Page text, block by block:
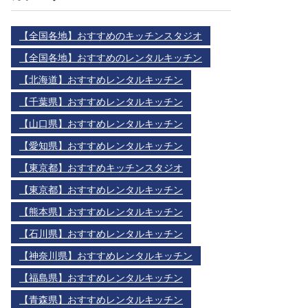
【全国各地】おすすめのキッチンスタジオ
【全国各地】おすすめのレンタルキッチン
【北海道】おすすめレンタルキッチン
【千葉県】おすすめレンタルキッチン
【山口県】おすすめレンタルキッチン
【愛知県】おすすめレンタルキッチン
【東京都】おすすめキッチンスタジオ
【東京都】おすすめレンタルキッチン
【熊本県】おすすめレンタルキッチン
【石川県】おすすめレンタルキッチン
【神奈川県】おすすめレンタルキッチン
【福島県】おすすめレンタルキッチン
【青森県】おすすめレンタルキッチン